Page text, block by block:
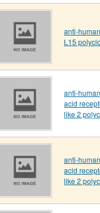
anti-
L15
anti-
acid
like 2
anti-
acid
like 2